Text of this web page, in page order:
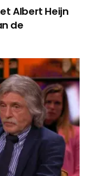
Albert Heijn
de